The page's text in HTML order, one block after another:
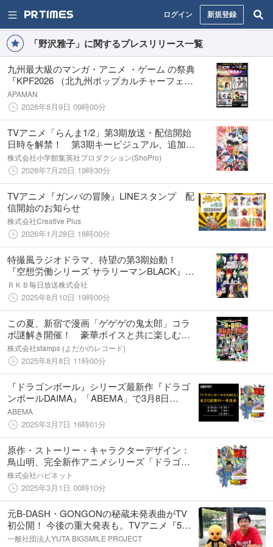
ログイン 新規登録
「野沢雅子」に関するプレスリリース一覧
九州最大級のマンガ・アニメ ・ゲーム の祭典
『KPF2026 （北九州ポップカルチャーフェス
ティバル 』第1弾出演者を発表
APAMAN
2026年8月9日 09時00分
TVアニメ「らんま1/2」第3期放送・配信開始
日時を解禁！ 第3期キービジュアル、追加キ
ャラクター＆キャスト情報を公開！
株式会社小学館集英社プロダクション(ShoPro)
2026年7月25日 19時30分
TVアニメ『ガンバの冒険』LINEスタンプ 配
信開始のお知らせ
株式会社Creative Plus
2026年1月28日 18時00分
特撮風ラジオドラマ、待望の第3期始動！
『空想労働シリーズ サラリーマンBLACK』
超豪華キャストで8月24日からRKBラジオで
放送
ＲＫＢ毎日放送株式会社
2025年8月10日 19時00分
この夏、新宿で漫画「ゲゲゲの鬼太郎」コラ
ボ謎解き開催！ 豪華ボイスと共に楽しむ新
体験！ 新作グッズも発売！
株式会社stamps (よだかのレコード)
2025年8月8日 11時00分
『ドラゴンボール』シリーズ最新作『ドラゴ
ンボールDAIMA』「ABEMA」で3月8日
（土）＆9日（日）に全話無料一挙放送が決
定！
ABEMA
2025年3月7日 16時01分
原作・ストーリー・キャラクターデザイン：
鳥山明、完全新作アニメシリーズ「ドラゴン
ボールDAIMA」Blu-ray & DVD BOX 発売決
定！
株式会社ハピネット
2025年3月1日 00時10分
元B-DASH・GONGONの秘蔵未発表曲がTV
初公開！ 今後の重大発表も。TVアニメ『5億
年ボタン【公式】～菅原そうたのショートシ
一般社団法人YUTA BIGSMILE PROJECT